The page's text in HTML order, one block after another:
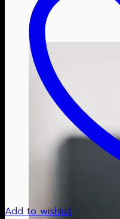
Add to wishlist